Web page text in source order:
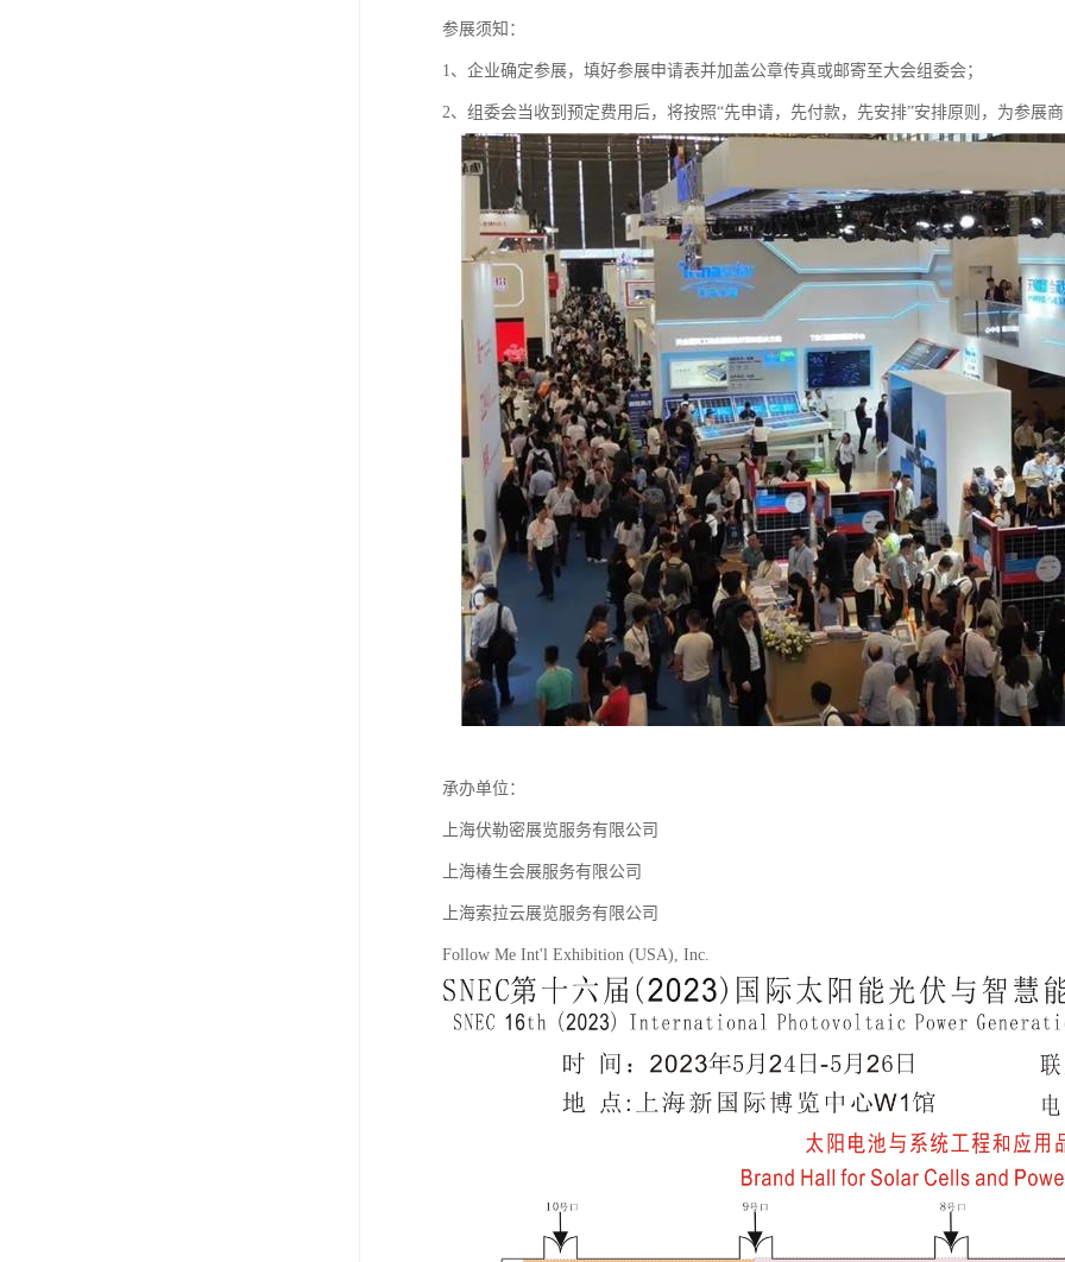
参展须知：
1、企业确定参展，填好参展申请表并加盖公章传真或邮寄至大会组委会；
2、组委会当收到预定费用后，将按照“先申请，先付款，先安排”安排原则，为参展
承办单位：
上海伏勒密展览服务有限公司
上海椿生会展服务有限公司
上海索拉云展览服务有限公司
Follow Me Int'l Exhibition (USA), Inc.